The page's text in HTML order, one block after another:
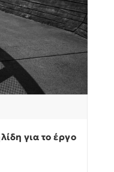
για το έργο